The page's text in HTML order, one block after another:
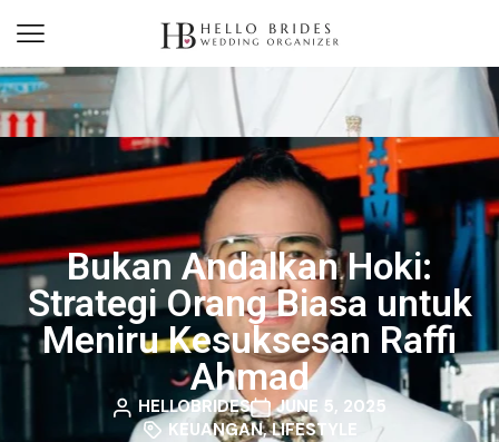
Bukan Andalkan Hoki:
Strategi Orang Biasa untuk
Meniru Kesuksesan Raffi
Ahmad
HELLOBRIDES
JUNE 5, 2025
KEUANGAN,LIFESTYLE